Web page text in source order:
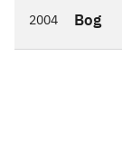
2004 Bog